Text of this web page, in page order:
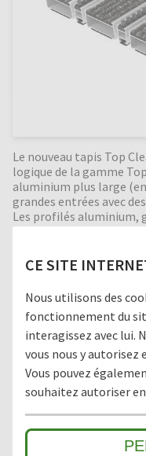
CE SITE
Nous utilisons des
fonctionnement du
interagissez avec lui.
vous nous y autorisez
Vous pouvez
souhaitez autoriser
Le nouveau tapis Top
logique de la gamme
aluminium plus large
grandes entrées avec
Les profilés aluminium,
caoutchouc mousse
larges favorisent une
bonne absorption de
Zone de passage
1 GROSSES
2 ZONE